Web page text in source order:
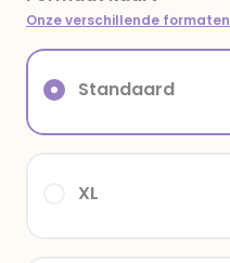
Onze verschillende formaten
XL
Standaard